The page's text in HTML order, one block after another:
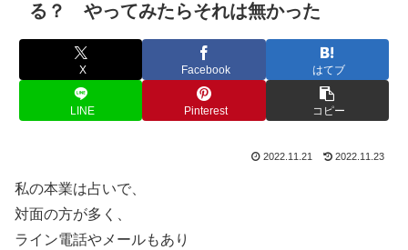
る？ やってみたらそれは無かった
X Facebook はてブ
LINE Pinterest コピー
2022.11.21 2022.11.23
私の本業は占いで、
対面の方が多く、
ライン電話やメールもあり